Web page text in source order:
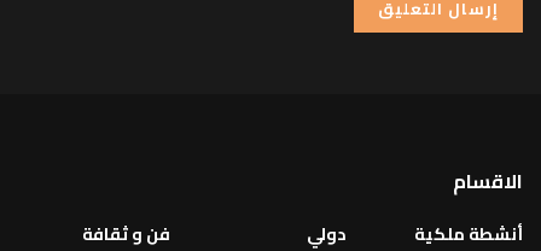
الاقسام
أنشطة ملكية
دولي
فن و ثقافة